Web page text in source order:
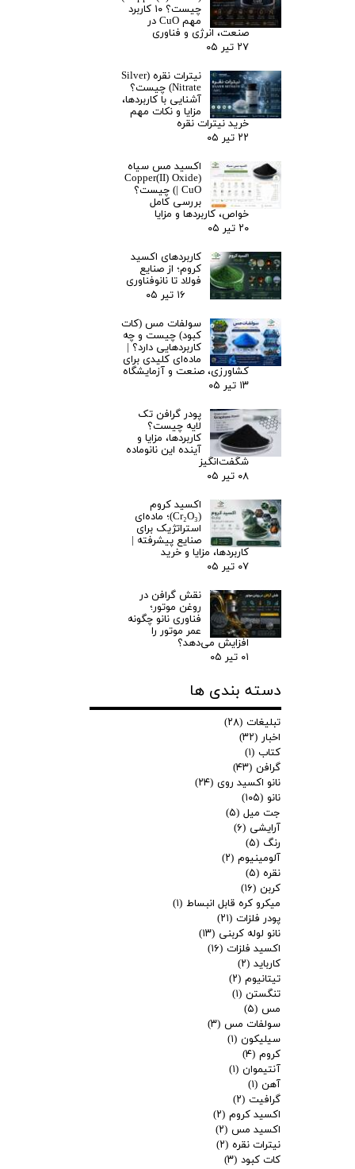
چیست؟ ۱۰ کاربرد
مهم CuO در
صنعت، انرژی و فناوری
۲۷ تیر ۰۵
نیترات نقره (Silver
Nitrate) چیست؟
آشنایی با کاربردها،
مزایا و نکات مهم
خرید نیترات نقره
۲۲ تیر ۰۵
اکسید مس سیاه
(Copper(II) Oxide
| CuO) چیست؟
بررسی کامل
خواص، کاربردها و مزایا
۲۰ تیر ۰۵
کاربردهای اکسید
کروم؛ از صنایع
فولاد تا نانوفناوری
۱۶ تیر ۰۵
سولفات مس (کات
کبود) چیست و چه
کاربردهایی دارد؟ |
ماده‌ای کلیدی برای
کشاورزی، صنعت و آزمایشگاه
۱۳ تیر ۰۵
پودر گرافن تک
لایه چیست؟
کاربردها، مزایا و
آینده این نانوماده
شگفت‌انگیز
۰۸ تیر ۰۵
اکسید کروم
(Cr₂O₃)؛ ماده‌ای
استراتژیک برای
صنایع پیشرفته |
کاربردها، مزایا و خرید
۰۷ تیر ۰۵
نقش گرافن در
روغن موتور؛
فناوری نانو چگونه
عمر موتور را
افزایش می‌دهد؟
۰۱ تیر ۰۵
دسته بندی ها
تبلیغات (۲۸)
اخبار (۳۲)
کتاب (۱)
گرافن (۴۳)
نانو اکسید روی (۲۴)
نانو (۱۰۵)
جت میل (۵)
آرایشی (۶)
رنگ (۵)
آلومینیوم (۲)
نقره (۵)
کربن (۱۶)
میکرو کره قابل انبساط (۱)
پودر فلزات (۲۱)
نانو لوله کربنی (۱۳)
اکسید فلزات (۱۶)
کارباید (۲)
تیتانیوم (۲)
تنگستن (۱)
مس (۵)
سولفات مس (۳)
سیلیکون (۱)
کروم (۴)
آنتیموان (۱)
آهن (۱)
گرافیت (۲)
اکسید کروم (۲)
اکسید مس (۲)
نیترات نقره (۲)
کات کبود (۳)